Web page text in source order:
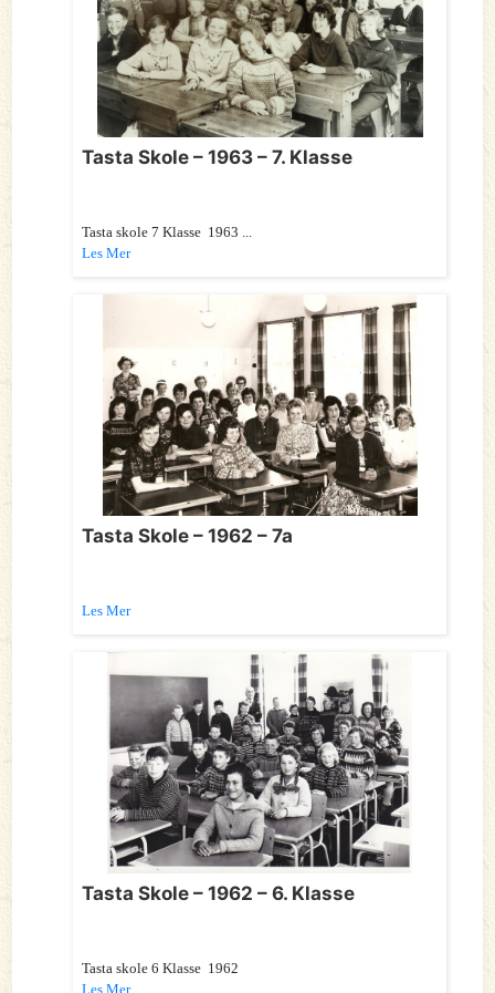
Tasta Skole – 1963 – 7. Klasse
Tasta skole 7 Klasse 1963 ...
Les Mer
Tasta Skole – 1962 – 7a
Les Mer
Tasta Skole – 1962 – 6. Klasse
Tasta skole 6 Klasse 1962
Les Mer